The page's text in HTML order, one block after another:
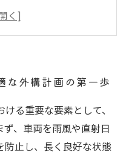
ジ設置で価値が上が
力抜群のガレージ活
工事例から学ぶ失敗
な外構計画の第一歩
る重要な要素として、
、車両を雨風や直射日
防止し、長く良好な状態